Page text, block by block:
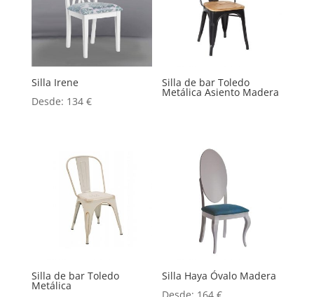
Silla Irene
Desde: 134 €
Silla de bar Toledo
Metálica Asiento Madera
Silla de bar Toledo
Metálica
Silla Haya Óvalo Madera